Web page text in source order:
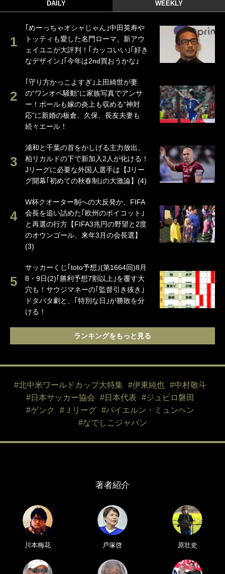
DAILY WEEKLY
｢めーっちゃオシャじゃん｣中田英寿や
トッティも愛した名門ローマ、新アウ
ェイユニが大評判！｢カッコいい｣｢好き
なデザイン｣｢今年は2nd買おうかな｣
｢守り方かっこよすぎ｣上田綺世が妻
の“ワンオペ騒動”に家族写真でアンサ
ー！ボールも嫁の炎上も収める“神対
応”に新婚の板倉、久保、長友夫妻も
続々エール！
浦和と千葉の首をかしげる主力放出、
柏リカルドの下で新加入2人が化ける！
Jリーグに必要な外国人選手は【Jリー
グ開幕｢初めての秋春制｣の大激論】(4)
W杯クオーター制への大反発か、FIFA
会長を追い詰めた｢欧州のボイコット｣
と再選の行方【FIFA3兆円の野望と2度
のオウンゴール、来年3月の会長選】
(3)
サッカーくじ｢toto予想｣(第1664回)8月
8・9日(2)｢勝利予想7割以上｣を覆す大
穴も！サウジマネーの｢監督引き抜き｣
ドタバタ劇と、｢特別な日｣が勝敗を分
ける！
ランキングをもっと見る
#北中米ワールドカップ大特集 #伊東純也
#中村敬斗
#日本サッカー協会
#日本代表
#ジュビロ磐田
#ゲンク
#Ｊリーグ
#バイエルン・ミュンヘン
#なでしこジャパン
著者紹介
川本梅花 戸塚啓 原壮史